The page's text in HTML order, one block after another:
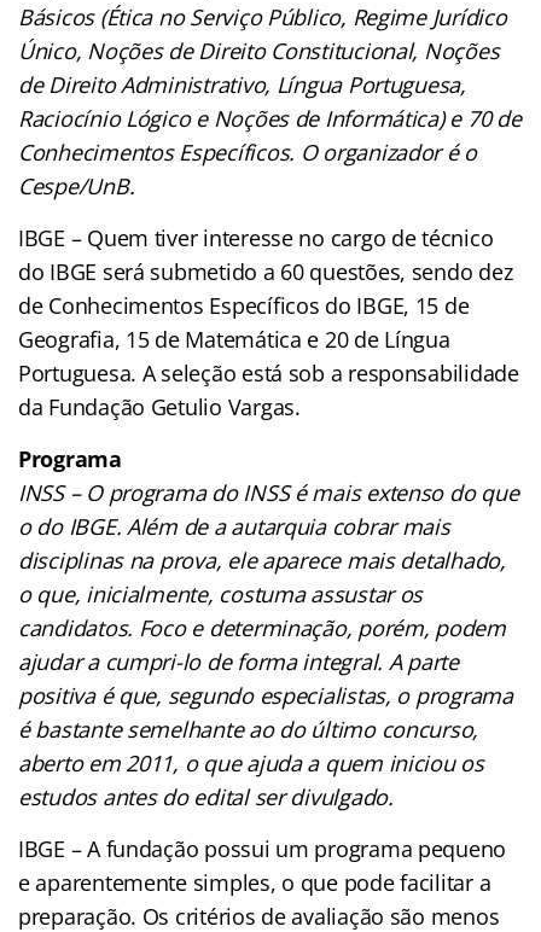
Básicos (Ética no Serviço Público, Regime Jurídico
Único, Noções de Direito Constitucional, Noções
de Direito Administrativo, Língua Portuguesa,
Raciocínio Lógico e Noções de Informática) e 70 de
Conhecimentos Específicos. O organizador é o
Cespe/UnB.
IBGE – Quem tiver interesse no cargo de técnico
do IBGE será submetido a 60 questões, sendo dez
de Conhecimentos Específicos do IBGE, 15 de
Geografia, 15 de Matemática e 20 de Língua
Portuguesa. A seleção está sob a responsabilidade
da Fundação Getulio Vargas.
Programa
INSS – O programa do INSS é mais extenso do que
o do IBGE. Além de a autarquia cobrar mais
disciplinas na prova, ele aparece mais detalhado,
o que, inicialmente, costuma assustar os
candidatos. Foco e determinação, porém, podem
ajudar a cumpri-lo de forma integral. A parte
positiva é que, segundo especialistas, o programa
é bastante semelhante ao do último concurso,
aberto em 2011, o que ajuda a quem iniciou os
estudos antes do edital ser divulgado.
IBGE – A fundação possui um programa pequeno
e aparentemente simples, o que pode facilitar a
preparação. Os critérios de avaliação são menos